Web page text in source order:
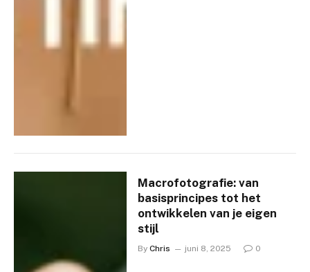
Macrofotografie: van
basisprincipes tot het
ontwikkelen van je eigen
stijl
By Chris juni 8, 2025 0